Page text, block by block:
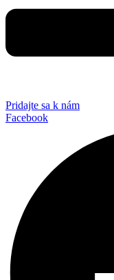
Pridajte sa k nám
Facebook